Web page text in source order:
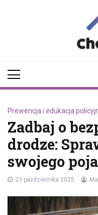
Prewencja i edukacja
Zadbaj o
drodze:
swojego
23 października 2025